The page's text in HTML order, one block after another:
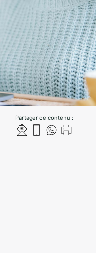
Partager ce contenu :